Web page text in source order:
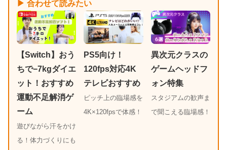
▶ 合わせて読みたい
【Switch】おう
ちで−7kgダイエ
ット！おすすめ
運動不足解消ゲ
ーム
遊びながら汗をかけ
る！体力づくりにも
PS5向け！
120fps対応4K
テレビおすすめ
ピッチ上の臨場感を
4K×120fpsで体感！
異次元クラスの
ゲームヘッドフ
ォン特集
スタジアムの歓声ま
で聞こえる臨場感！